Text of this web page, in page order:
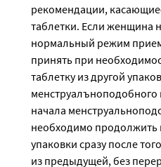
рекомендации,
таблетки. Если женщина
нормальный режим
принять при
таблетку из другой
менструалъноподобного
начала
необходимо продолжить
упаковки сразу после
из предыдущей, без